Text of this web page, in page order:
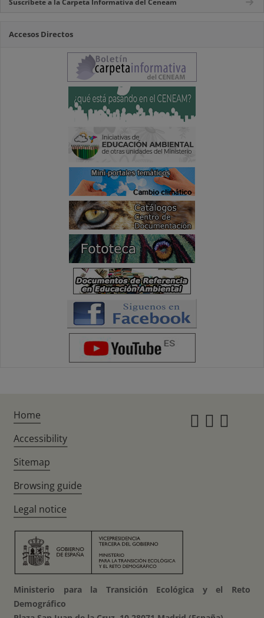
Accesos Directos
Home
Accessibility
Sitemap
Browsing guide
Legal notice
Ministerio para la Transición Ecológica y el Reto
Demográfico